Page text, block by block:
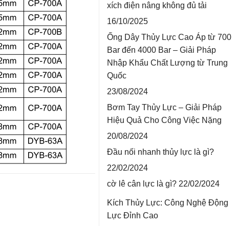
xích điện nâng không đủ tải
16/10/2025
Ống Dây Thủy Lực Cao Áp từ 700
Bar đến 4000 Bar – Giải Pháp
Nhập Khẩu Chất Lượng từ Trung
Quốc
23/08/2024
Bơm Tay Thủy Lực – Giải Pháp
Hiệu Quả Cho Công Việc Nặng
20/08/2024
Đầu nối nhanh thủy lực là gì?
22/02/2024
cờ lê cân lực là gì? 22/02/2024
Kích Thủy Lực: Công Nghệ Động
Lực Đỉnh Cao